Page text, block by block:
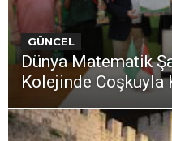
GÜNCEL
Dünya Matematik
Kolejinde Coşkuyla